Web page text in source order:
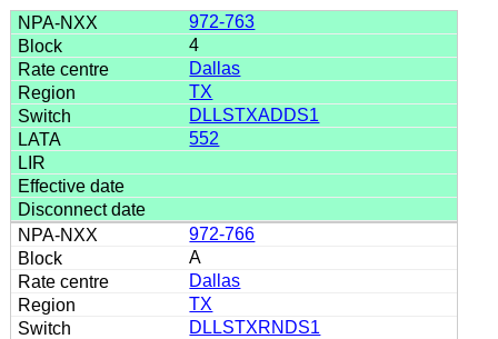
972-763
4
Dallas
TX
DLLSTXADDS1
552
972-766
A
Dallas
TX
DLLSTXRNDS1